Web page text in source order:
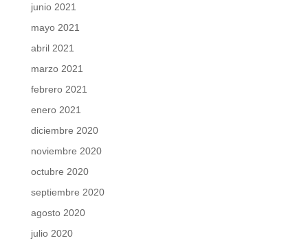
junio 2021
mayo 2021
abril 2021
marzo 2021
febrero 2021
enero 2021
diciembre 2020
noviembre 2020
octubre 2020
septiembre 2020
agosto 2020
julio 2020